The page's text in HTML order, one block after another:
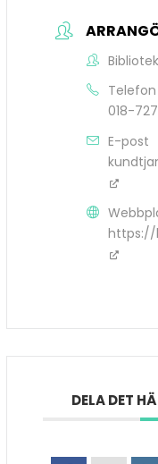
Telefon
018-
E-post
https://
DELA DET